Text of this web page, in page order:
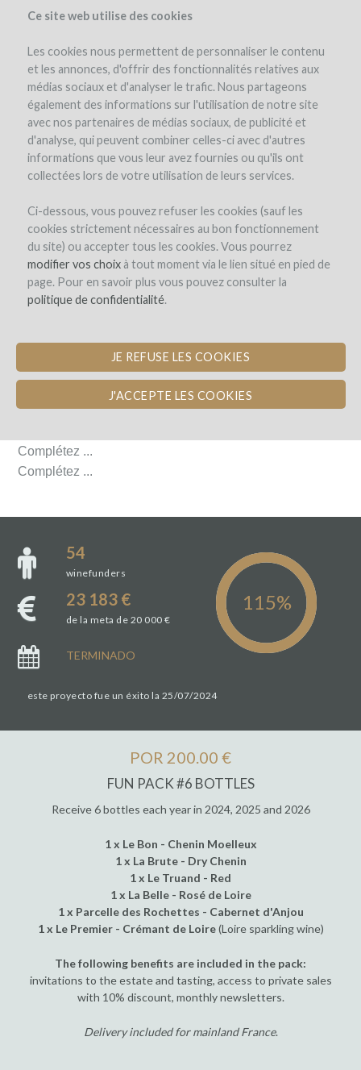
Ce site web utilise des cookies
Les cookies nous permettent de personnaliser le contenu
et les annonces, d'offrir des fonctionnalités relatives aux
médias sociaux et d'analyser le trafic. Nous partageons
également des informations sur l'utilisation de notre site
avec nos partenaires de médias sociaux, de publicité et
d'analyse, qui peuvent combiner celles-ci avec d'autres
informations que vous leur avez fournies ou qu'ils ont
collectées lors de votre utilisation de leurs services.
Ci-dessous, vous pouvez refuser les cookies (sauf les
cookies strictement nécessaires au bon fonctionnement
du site) ou accepter tous les cookies. Vous pourrez
modifier vos choixà tout moment via le lien situé en pied de
page. Pour en savoir plus vous pouvez consulter la
politique de confidentialité.
JE REFUSE LES COOKIES
J'ACCEPTE LES COOKIES
el proyecto los reembolsos en vino
Domaine des Coteaux Blancs
AMPLIACIÓN DE LA BODEGA DE
BARRICAS PARA MEJORAR EL
ENVEJECIMIENTO DEL VINO
Complétez ...
Complétez ...
54
winefunders
23 183 €
de la meta de 20 000 €
TERMINADO
este proyecto fue un éxito la 25/07/2024
POR 200.00 €
FUN PACK #6 BOTTLES
Receive 6 bottles each year in 2024, 2025 and 2026
1 x Le Bon - Chenin Moelleux
1 x La Brute - Dry Chenin
1 x Le Truand - Red
1 x La Belle - Rosé de Loire
1 x Parcelle des Rochettes - Cabernet d'Anjou
1 x Le Premier - Crémant de Loire(Loire sparkling wine)
The following benefits are included in the pack:
invitations to the estate and tasting, access to private sales
with 10% discount, monthly newsletters.
Delivery included for mainland France.